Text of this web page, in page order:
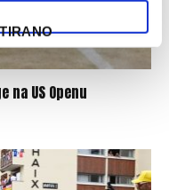
na US Openu